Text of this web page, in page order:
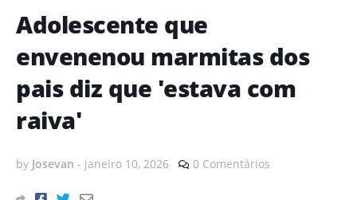
Adolescente que
envenenou marmitas dos
pais diz que 'estava com
raiva'
by Josevan - janeiro 10, 2026 0 Comentários